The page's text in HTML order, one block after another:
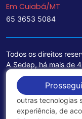
Em Cuiabá/MT
65 3653 5084
Todos os direitos
A Sedep, há mais de
treinamento de
ponta para a
para a área jurídica,
excelentes soluções
outras tecnologias
experiência, de